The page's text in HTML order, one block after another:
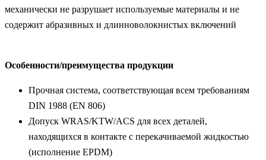
механически не разрушает используемые материалы и не
содержит абразивных и длинноволокнистых включений
Особенности/преимущества продукции
Прочная система, соответствующая всем требованиям
DIN 1988 (EN 806)
Допуск WRAS/KTW/ACS для всех деталей,
находящихся в контакте с перекачиваемой жидкостью
(исполнение EPDM)